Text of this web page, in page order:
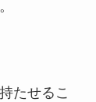
たせるこ